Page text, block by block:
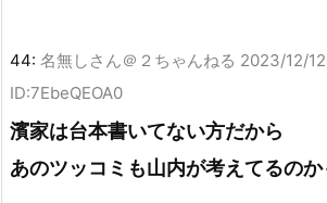
44: 名無しさん＠２ちゃんねる 2023/12/
ID:7EbeQEOA0
濱家は台本書いてない方だから
あのツッコミも山内が考えてるのか